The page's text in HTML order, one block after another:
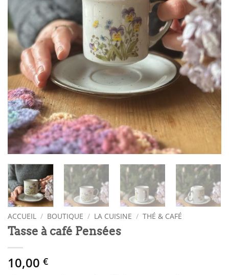
ACCUEIL / BOUTIQUE / LA CUISINE / THÉ & CAFÉ
Tasse à café Pensées
10,00 €